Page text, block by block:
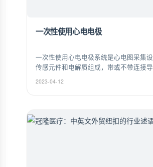
一次性使用心电电极
一次性使用心电电极系统是心电图采集
传感元件和电解质组成，带或不带连接
2023-04-12